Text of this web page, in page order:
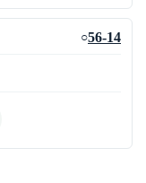
○56-14